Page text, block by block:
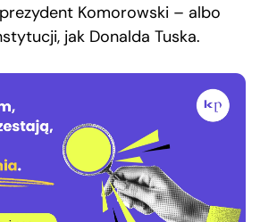
Komorowski – albo
jak Donalda Tuska.